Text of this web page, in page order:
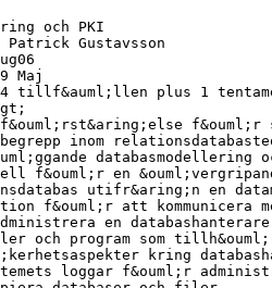
och PKI
Gustavsson
Maj
tillf&auml;llen plus 1
f&ouml;r
inom
databasmodellering
f&ouml;r en
utifr&aring;n en
f&ouml;r att kommunicera
en databashanterare
och program som
kring
loggar f&ouml;r